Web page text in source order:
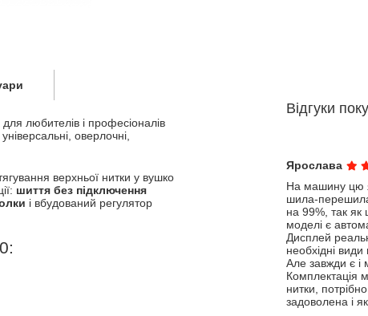
любителів і професіоналів
оверлочні,
верхньої нитки у вушко
шиття без підключення
і вбудований регулятор
Відгуки
Ярослава
На машину цю
шила-
на 99%, так як
моделі є
Дисплей
необхідні
Але завжди є і
Комплектація
нитки,
задоволена і